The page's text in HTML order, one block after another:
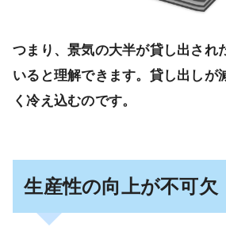
つまり、景気の大半が貸し出され
いると理解できます。貸し出しが
く冷え込むのです。
生産性の向上が不可欠